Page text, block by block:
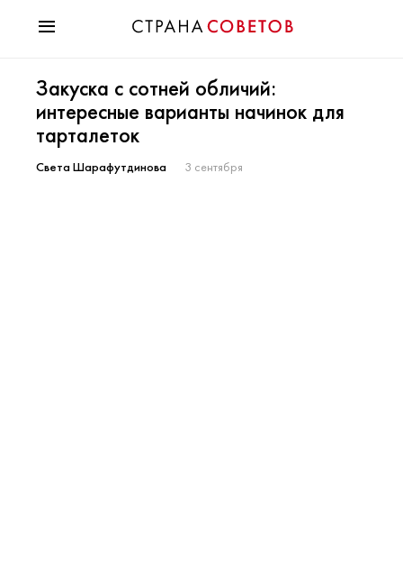
Мода
Звезды
Гороскопы
Здоровье
Закуска с сотней обличий:
интересные варианты начинок для
тарталеток
Света Шарафутдинова 3 сентября